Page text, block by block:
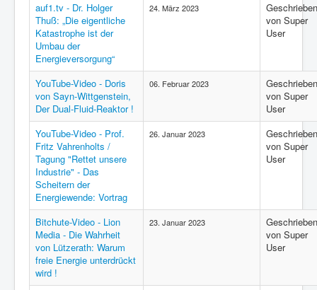
auf1.tv - Dr. Holger
Thuß: „Die eigentliche
Katastrophe ist der
Umbau der
Energieversorgung“
24. März 2023
Geschrieben
von Super
User
YouTube-Video - Doris
von Sayn-Wittgenstein,
Der Dual-Fluid-Reaktor !
06. Februar 2023
Geschrieben
von Super
User
YouTube-Video - Prof.
Fritz Vahrenholts /
Tagung "Rettet unsere
Industrie" - Das
Scheitern der
Energiewende: Vortrag
26. Januar 2023
Geschrieben
von Super
User
Bitchute-Video - Lion
Media - Die Wahrheit
von Lützerath: Warum
freie Energie unterdrückt
wird !
23. Januar 2023
Geschrieben
von Super
User